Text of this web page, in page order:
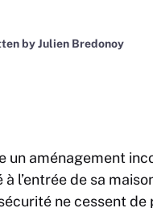
byJulien Bredonoy
un aménagement
l’entrée de sa
ne cessent